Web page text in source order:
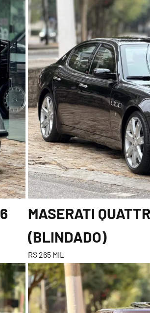
MASERATI
(BLINDADO)
R$ 265 MIL